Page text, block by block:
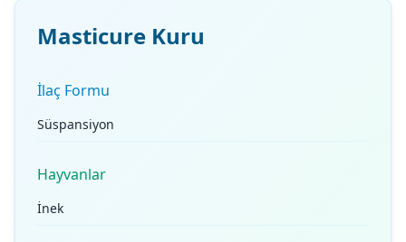
Masticure Kuru
İlaç Formu
Süspansiyon
Hayvanlar
İnek